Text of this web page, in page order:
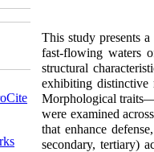
This study presents
fast-flowing waters
structural
exhibiting distinctive
Morphological
were examined
that enhance
secondary, tertiary)